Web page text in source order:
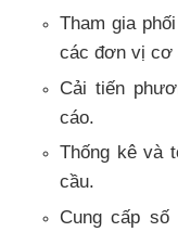
Tham gia
các đơn vị cơ
Cải tiến
cáo.
Thống kê và
cầu.
Cung cấp